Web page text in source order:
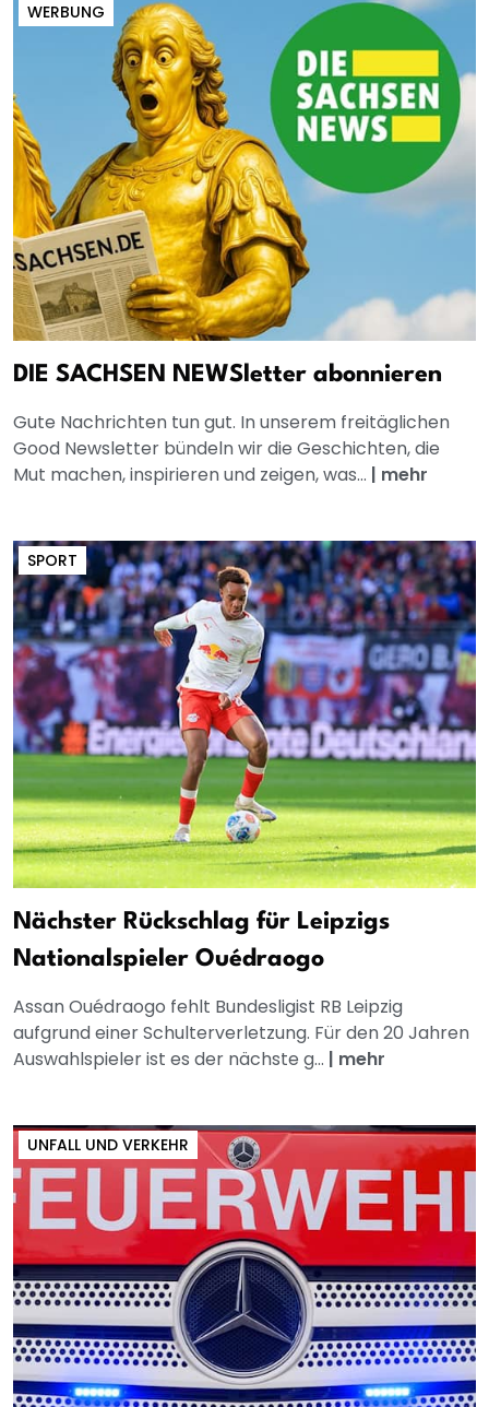
WERBUNG
DIE SACHSEN NEWSletter abonnieren
Gute Nachrichten tun gut. In unserem freitäglichen
Good Newsletter bündeln wir die Geschichten, die
Mut machen, inspirieren und zeigen, was... | mehr
SPORT
Nächster Rückschlag für Leipzigs
Nationalspieler Ouédraogo
Assan Ouédraogo fehlt Bundesligist RB Leipzig
aufgrund einer Schulterverletzung. Für den 20 Jahren
Auswahlspieler ist es der nächste g... | mehr
UNFALL UND VERKEHR